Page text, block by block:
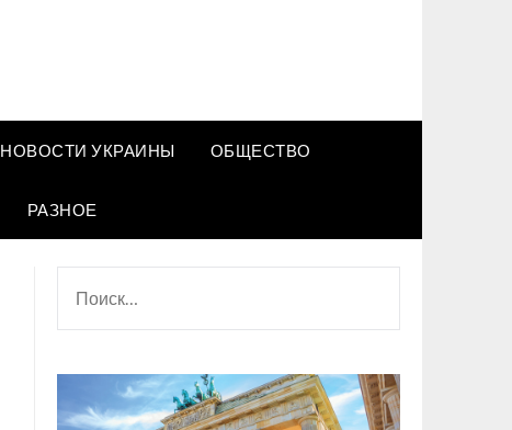
НОВОСТИ УКРАИНЫ ОБЩЕСТВО
РАЗНОЕ